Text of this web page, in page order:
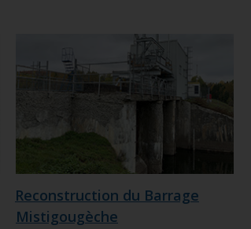
Reconstruction du Barrage
Mistigougèche